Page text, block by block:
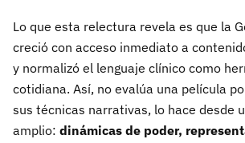
Lo que esta relectura revela es que la
creció con acceso inmediato a
y normalizó el lenguaje clínico como
cotidiana. Así, no evalúa una película
sus técnicas narrativas, lo hace desde
amplio: dinámicas de poder,